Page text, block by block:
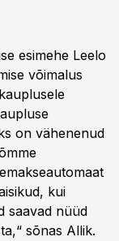
esimehe Leelo
võimalus
on vähenenud
kui
saavad nüüd
sõnas Allik.